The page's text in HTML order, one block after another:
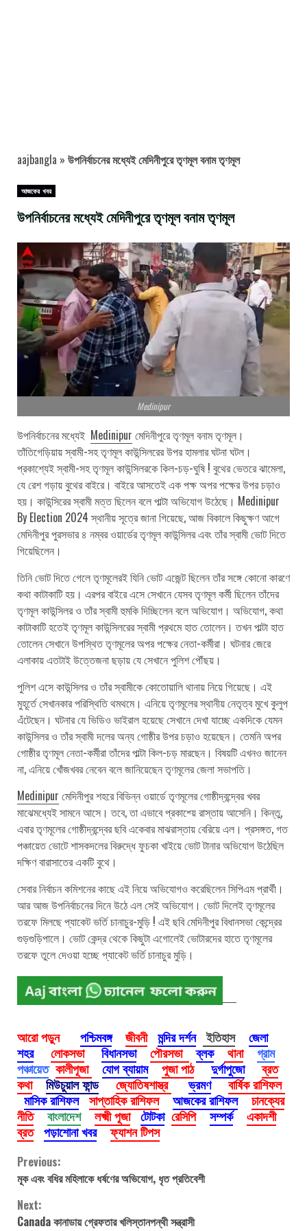
aajbangla » উপনির্বাচনের মধ্যেই মেদিনীপুরে তৃণমূল বনাম তৃণমূল
আজকের খবর
উপনির্বাচনের মধ্যেই মেদিনীপুরে তৃণমূল বনাম তৃণমূল
Medinipur
উপনির্বাচনের মধ্যেই Medinipur মেদিনীপুরে তৃণমূল বনাম তৃণমূল।
তাঁতিগেড়িয়ায় স্বামী-সহ তৃণমূল কাউন্সিলরের উপর হামলার ঘটনা ঘটল।
প্রকাশ্যেই স্বামী-সহ তৃণমূল কাউন্সিলরকে কিল-চড়-ঘুষি ! বুথের ভেতরে ঝামেলা,
যে রেশ গড়ায় বুথের বাইরে। বাইরে আসতেই এক পক্ষ অপর পক্ষের উপর চড়াও
হয়। কাউন্সিরের স্বামী মত্ত ছিলেন বলে পাল্টা অভিযোগ উঠেছে। Medinipur
By Election 2024 স্থানীয় সূত্রে জানা গিয়েছে, আজ বিকালে কিছুক্ষণ আগে
মেদিনীপুর পুরসভার ৪ নম্বর ওয়ার্ডের তৃণমূল কাউন্সিলর এবং তাঁর স্বামী ভোট দিতে
গিয়েছিলেন।
তিনি ভোট দিতে গেলে তৃণমূলেরই যিনি ভোট এজেন্ট ছিলেন তাঁর সঙ্গে কোনো কারণে
কথা কাটাকাটি হয়। এরপর বাইরে এসে সেখানে যেসব তৃণমূল কর্মী ছিলেন তাঁদের
তৃণমূল কাউন্সিলর ও তাঁর স্বামী হুমকি দিচ্ছিলেন বলে অভিযোগ। অভিযোগ, কথা
কাটাকাটি হতেই তৃণমূল কাউন্সিলরের স্বামী প্রথমে হাত তোলেন। তখন পাল্টা হাত
তোলেন সেখানে উপস্থিত তৃণমূলের অপর পক্ষের নেতা-কর্মীরা। ঘটনার জেরে
এলাকায় এতটাই উত্তেজনা ছড়ায় যে সেখানে পুলিশ পৌঁছয়।
পুলিশ এসে কাউন্সিলর ও তাঁর স্বামীকে কোতোয়ালি থানায় নিয়ে গিয়েছে। এই
মুহূর্তে সেখানকার পরিস্থিতি থমথমে। এনিয়ে তৃণমূলের স্থানীয় নেতৃত্ব মুখে কুলুপ
এঁটেছেন। ঘটনার যে ভিডিও ভাইরাল হয়েছে সেখানে দেখা যাচ্ছে একদিকে যেমন
কাউন্সিলর ও তাঁর স্বামী দলের অন্য গোষ্ঠীর উপর চড়াও হয়েছেন। তেমনি অপর
গোষ্ঠীর তৃণমূল নেতা-কর্মীরা তাঁদের পাল্টা কিল-চড় মারছেন। বিষয়টি এখনও জানেন
না, এনিয়ে খোঁজখবর নেবেন বলে জানিয়েছেন তৃণমূলের জেলা সভাপতি।
Medinipur মেদিনীপুর শহরে বিভিন্ন ওয়ার্ডে তৃণমূলের গোষ্ঠীদ্বন্দ্বের খবর
মাঝেমধ্যেই সামনে আসে। তবে, তা এভাবে প্রকাশ্য়ে রাস্তায় আসেনি। কিন্তু,
এবার তৃণমূলের গোষ্ঠীদ্বন্দ্বের ছবি একেবার মাঝরাস্তায় বেরিয়ে এল। প্রসঙ্গত, গত
পঞ্চায়েত ভোটে শাসকদলের বিরুদ্ধে ফুচকা খাইয়ে ভোট টানার অভিযোগ উঠেছিল
দক্ষিণ বারাসাতের একটি বুথে।
সেবার নির্বাচন কমিশনের কাছে এই নিয়ে অভিযোগও করেছিলেন সিপিএম প্রার্থী।
আর আজ উপনির্বাচনের দিনে উঠে এল সেই অভিযোগ। ভোট দিলেই তৃণমূলের
তরফে মিলছে প্যাকেট ভর্তি চানাচুর-মুড়ি ! এই ছবি মেদিনীপুর বিধানসভা কেন্দ্রের
গুড়গুড়িপালে। ভোট কেন্দ্র থেকে কিছুটা এগোলেই ভোটারদের হাতে তৃণমূলের
তরফে তুলে দেওয়া হচ্ছে প্যাকেট ভর্তি চানাচুর মুড়ি।
আরো পড়ুন পশ্চিমবঙ্গ জীবনী মন্দির দর্শন ইতিহাস
জেলা
শহর
লোকসভা বিধানসভা পৌরসভা ব্লক থানা
গ্রাম
পঞ্চায়েত কালীপূজা যোগ ব্যায়াম পুজা পাঠ দুর্গাপুজো
ব্রত
কথা
মিউচুয়াল ফান্ড জ্যোতিষশাস্ত্র ভ্রমণ
বার্ষিক রাশিফল
মাসিক রাশিফল সাপ্তাহিক রাশিফল আজকের রাশিফল
চানক্যের
নীতি
বাংলাদেশ লক্ষ্মী পূজা টোটকা রেসিপি সম্পর্ক
একাদশী
ব্রত পড়াশোনা খবর ফ্যাশন টিপস
Continue
Reading
Previous:
মূক এবং বধির মহিলাকে ধর্ষণের অভিযোগ, ধৃত প্রতিবেশী
Next:
Canada কানাডায় গ্রেফতার খলিস্তানপন্থী সন্ত্রাসী